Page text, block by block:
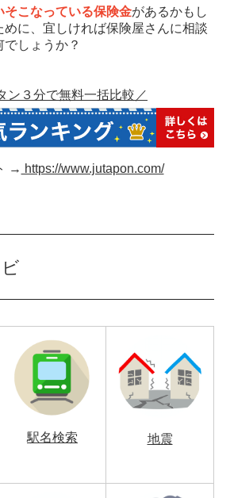
そこなっている保険金があるかもし
めに、宜しければ保険屋さんに相談
でしょうか？
ン３分で無料一括比較／
→ https://www.jutapon.com/
駅名検索 地震